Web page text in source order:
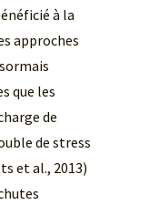
à la
approches
que les
de
de stress
et al., 2013)